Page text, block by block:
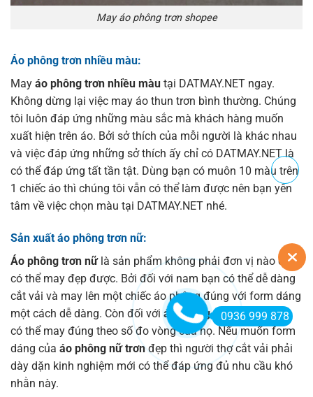
May áo phông trơn shopee
Áo phông trơn nhiều màu:
May áo phông trơn nhiều màu tại DATMAY.NET ngay.
Không dừng lại việc may áo thun trơn bình thường. Chúng
tôi luôn đáp ứng những màu sắc mà khách hàng muốn
xuất hiện trên áo. Bởi sở thích của mỗi người là khác nhau
và việc đáp ứng những sở thích ấy chỉ có DATMAY.NET là
có thể đáp ứng tất tần tật. Dùng bạn có muôn 10 màu trên
1 chiếc áo thì chúng tôi vẫn có thể làm được nên bạn yên
tâm về việc chọn màu tại DATMAY.NET nhé.
Sản xuất áo phông trơn nữ:
Áo phông trơn nữlà sản phẩm không phải đơn vị nào cũng
có thể may đẹp được. Bởi đối với nam bạn có thể dễ dàng
cắt vải và may lên một chiếc áo phông đúng với form dáng
một cách dễ dàng. Còn đối với áo phông nữ trơnbạn chỉ
có thể may đúng theo số đo vòng của họ. Nếu muốn form
dáng của áo phông nữ trơnđẹp thì người thợ cắt vải phải
dày dặn kinh nghiệm mới có thể đáp ứng đủ nhu cầu khó
nhằn này.
0936 999 878